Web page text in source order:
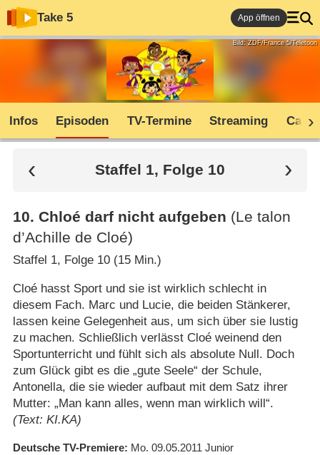
Take 5 App öffnen
Bild: ZDF/France 5/Teletoon
Infos Episoden TV-Termine Streaming Cast
Staffel 1, Folge 10
10. Chloé darf nicht aufgeben (Le talon
d’Achille de Cloé)
Staffel 1, Folge 10 (15 Min.)
Cloé hasst Sport und sie ist wirklich schlecht in
diesem Fach. Marc und Lucie, die beiden Stänkerer,
lassen keine Gelegenheit aus, um sich über sie lustig
zu machen. Schließlich verlässt Cloé weinend den
Sportunterricht und fühlt sich als absolute Null. Doch
zum Glück gibt es die „gute Seele“ der Schule,
Antonella, die sie wieder aufbaut mit dem Satz ihrer
Mutter: „Man kann alles, wenn man wirklich will“.
(Text: KI.KA)
Deutsche TV-Premiere Mo. 09.05.2011 Junior